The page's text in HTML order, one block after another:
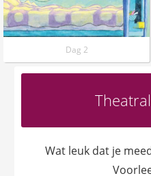
Dag 2
Wat leuk dat je